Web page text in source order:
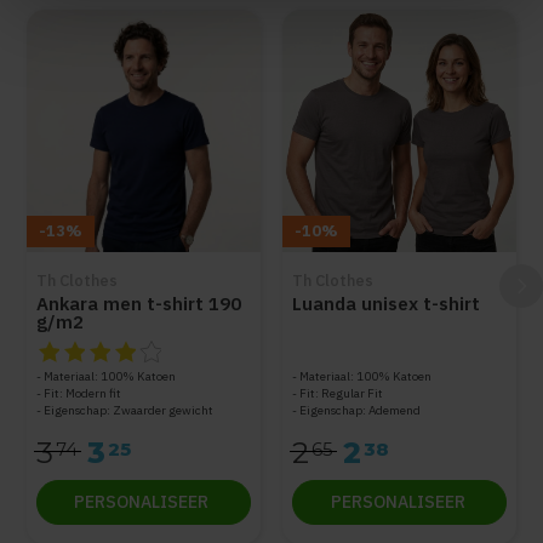
-13%
Ankara men t-shirt 190
g/m2
De beoordeling van dit product is
Materiaal: 100% Katoen
Fit: Modern fit
Eigenschap: Zwaarder gewicht
374 3 25
PERSONALISEER
-10%
Luanda unisex t-shirt
Materiaal: 100% Katoen
Fit: Regular Fit
Eigenschap: Ademend
265 2 38
PERSONALISEER